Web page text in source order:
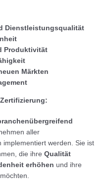
Dienstleistungsqualität
Produktivität
Märkten
aller
werden. Sie ist
die ihre Qualität
erhöhen und ihre
möchten.